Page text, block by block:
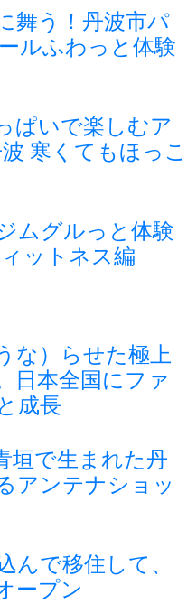
舞う！丹波市パ
ルふわっと体験
ぱいで楽しむア
寒くてもほっこ
ムグルっと体験
ットネス編
な）らせた極上
日本全国にファ
成長
垣で生まれた丹
アンテナショッ
んで移住して、
ープン